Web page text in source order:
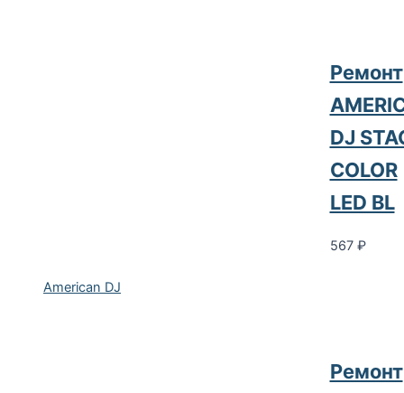
American DJ
Ремонт
DJ
COLOR
LED BL
567 ₽
Ремонт